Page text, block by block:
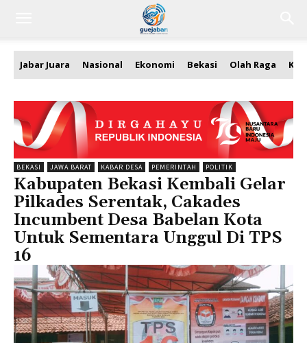
Jabar Juara Nasional Ekonomi Bekasi Olah Raga
BEKASI JAWA BARAT KABAR DESA PEMERINTAH POLITIK
Kabupaten Bekasi Kembali Gelar
Pilkades Serentak, Cakades
Incumbent Desa Babelan Kota
Untuk Sementara Unggul Di TPS
16